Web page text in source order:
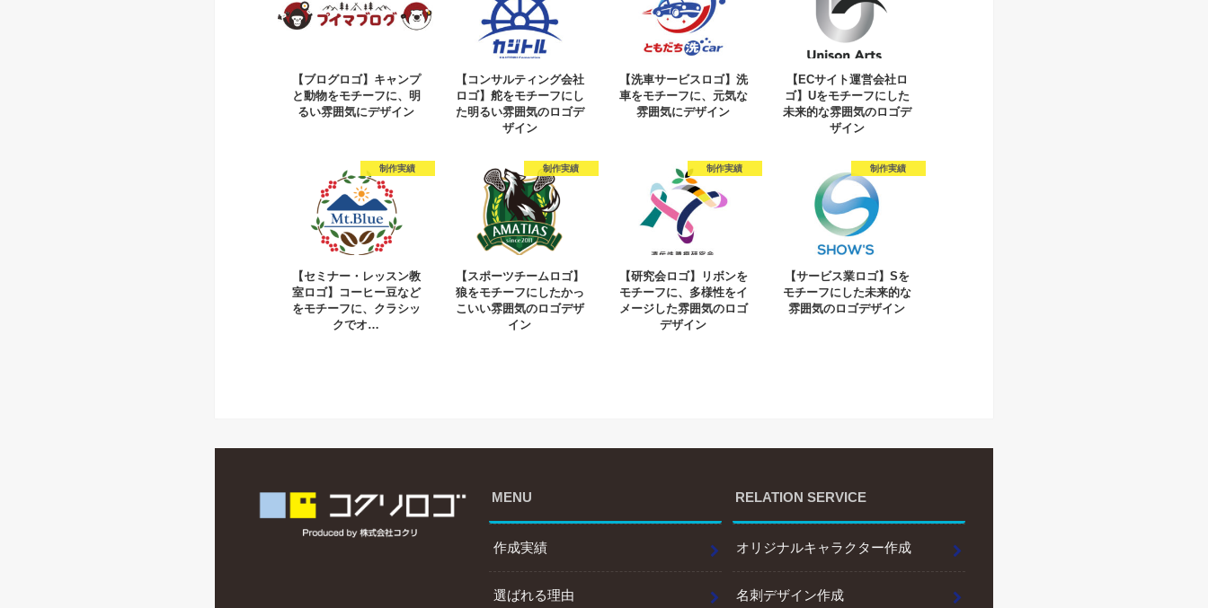
【ブログロゴ】キャンプ
と動物をモチーフに、明
るい雰囲気にデザイン
【コンサルティング会社
ロゴ】舵をモチーフにし
た明るい雰囲気のロゴデ
ザイン
【洗車サービスロゴ】洗
車をモチーフに、元気な
雰囲気にデザイン
【ECサイト運営会社ロ
ゴ】Uをモチーフにした
未来的な雰囲気のロゴデ
ザイン
制作実績
【セミナー・レッスン教
室ロゴ】コーヒー豆など
をモチーフに、クラシッ
クでオ…
制作実績
【スポーツチームロゴ】
狼をモチーフにしたかっ
こいい雰囲気のロゴデザ
イン
制作実績
【研究会ロゴ】リボンを
モチーフに、多様性をイ
メージした雰囲気のロゴ
デザイン
制作実績
【サービス業ロゴ】Sを
モチーフにした未来的な
雰囲気のロゴデザイン
MENU
作成実績
選ばれる理由
RELATION SERVICE
オリジナルキャラクター作成
名刺デザイン作成